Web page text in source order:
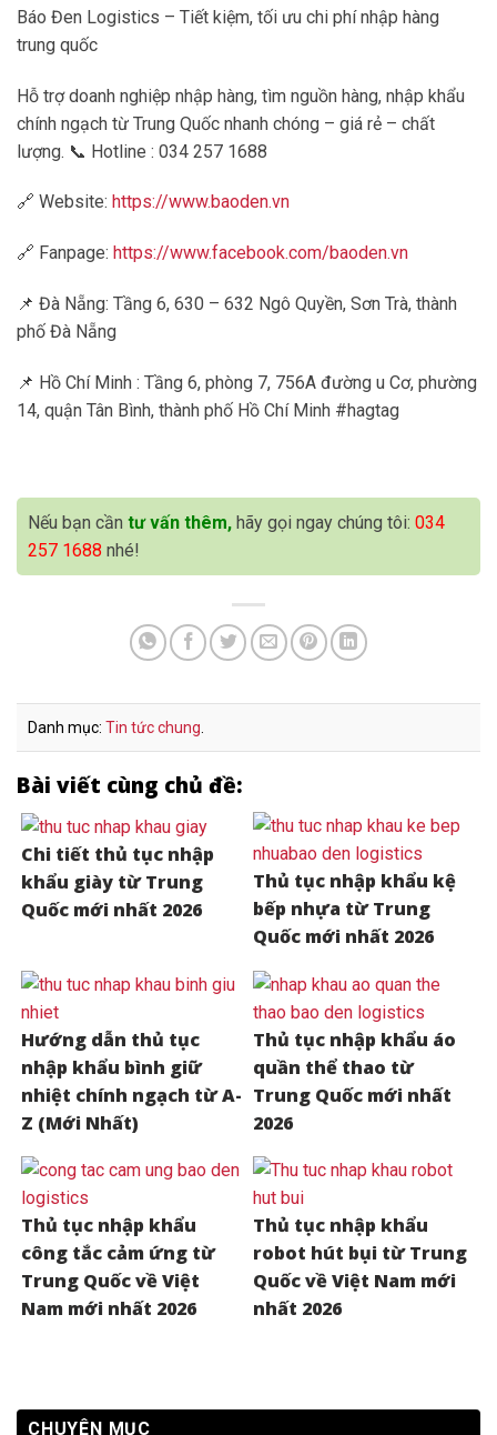
Báo Đen Logistics – Tiết kiệm, tối ưu chi phí nhập hàng
trung quốc
Hỗ trợ doanh nghiệp nhập hàng, tìm nguồn hàng, nhập khẩu
chính ngạch từ Trung Quốc nhanh chóng – giá rẻ – chất
lượng. 📞 Hotline : 034 257 1688
🔗 Website: https://www.baoden.vn
🔗 Fanpage: https://www.facebook.com/baoden.vn
📌 Đà Nẵng: Tầng 6, 630 – 632 Ngô Quyền, Sơn Trà, thành
phố Đà Nẵng
📌 Hồ Chí Minh : Tầng 6, phòng 7, 756A đường u Cơ, phường
14, quận Tân Bình, thành phố Hồ Chí Minh #hagtag
Nếu bạn cần tư vấn thêm, hãy gọi ngay chúng tôi: 034
257 1688 nhé!
Danh mục: Tin tức chung
Bài viết cùng chủ đề:
Chi tiết thủ tục nhập
khẩu giày từ Trung
Quốc mới nhất 2026
Thủ tục nhập khẩu kệ
bếp nhựa từ Trung
Quốc mới nhất 2026
Hướng dẫn thủ tục
nhập khẩu bình giữ
nhiệt chính ngạch từ A-
Z (Mới Nhất)
Thủ tục nhập khẩu áo
quần thể thao từ
Trung Quốc mới nhất
2026
Thủ tục nhập khẩu
công tắc cảm ứng từ
Trung Quốc về Việt
Nam mới nhất 2026
Thủ tục nhập khẩu
robot hút bụi từ Trung
Quốc về Việt Nam mới
nhất 2026
CHUYÊN MỤC